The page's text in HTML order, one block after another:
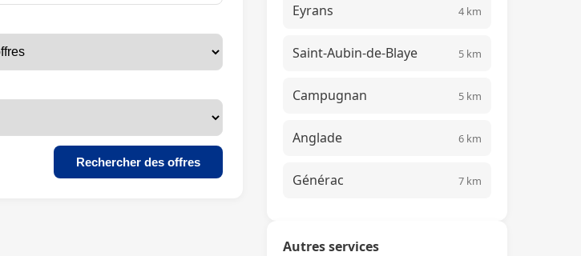
Rechercher des offres
Eyrans 4 km
Saint-Aubin-de-Blaye 5 km
Campugnan 5 km
Anglade 6 km
Générac 7 km
Autres services